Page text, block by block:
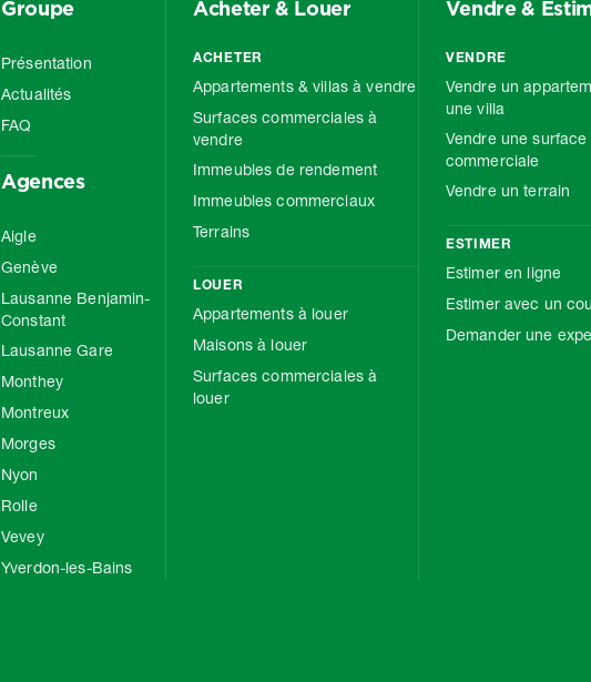
Groupe
Présentation
Actualités
FAQ
Agences
Aigle
Genève
Lausanne Benjamin-
Constant
Lausanne Gare
Monthey
Montreux
Morges
Nyon
Rolle
Vevey
Yverdon-les-Bains
Acheter & Louer
ACHETER
Appartements & villas à vendre
Surfaces commerciales à
vendre
Immeubles de rendement
Immeubles commerciaux
Terrains
LOUER
Appartements à louer
Maisons à louer
Surfaces commerciales à
louer
Vendre &
VENDRE
Vendre un
une villa
Vendre une surface
commerciale
Vendre un terrain
ESTIMER
Estimer en ligne
Estimer avec un
Demander une